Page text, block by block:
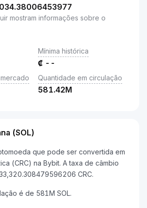
mostram informações sobre o
Mínima histórica
₡ --
Quantidade em circulação
581.42M
(SOL)
que pode ser convertida em
(CRC) na Bybit. A taxa de câmbio
CRC.
é de 581M SOL.